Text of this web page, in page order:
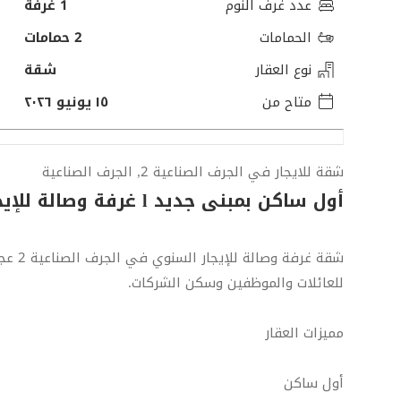
عدد غرف النوم
1 غرفة
الحمامات
2 حمامات
نوع العقار
شقة
متاح من
١٥ يونيو ٢٠٢٦
شقة للايجار في الجرف الصناعية 2, الجرف الصناعية
أول ساكن بمبنى جديد l غرفة وصالة للإيجار l بالجرف
للعائلات والموظفين وسكن الشركات.
مميزات العقار
أول ساكن